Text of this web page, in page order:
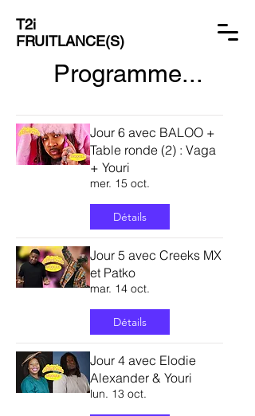
T2i
FRUITLANCE(S)
Programme...
Jour 6 avec BALOO +
Table ronde (2) : Vaga
+ Youri
mer. 15 oct.
Détails
Jour 5 avec Creeks MX
et Patko
mar. 14 oct.
Détails
Jour 4 avec Elodie
Alexander & Youri
lun. 13 oct.